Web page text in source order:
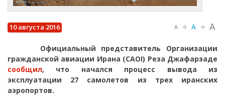
10 августа 2016 A A A
Официальный представитель Организации
гражданской авиации Ирана (CAOI) Реза Джафарзаде
сообщил, что начался процесс вывода из
эксплуатации 27 самолетов из трех иранских
аэропортов.